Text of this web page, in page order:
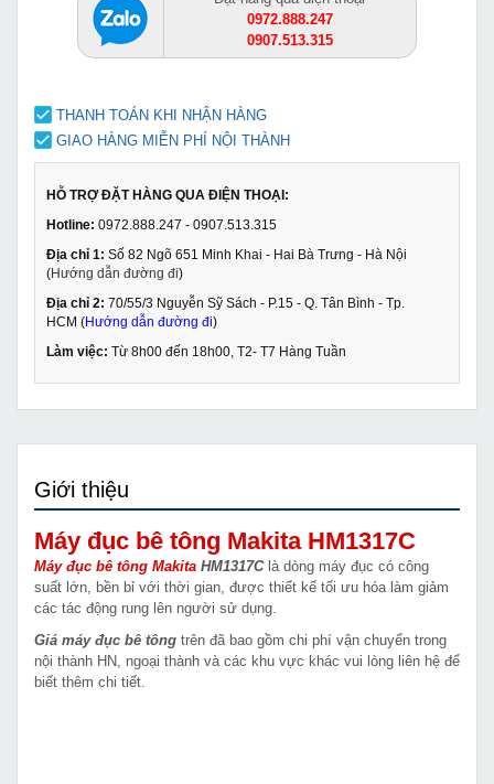
0972.888.247
0907.513.315
THANH TOÁN KHI NHẬN HÀNG
GIAO HÀNG MIỄN PHÍ NỘI THÀNH
HỖ TRỢ ĐẶT HÀNG QUA ĐIỆN THOẠI:
Hotline: 0972.888.247 - 0907.513.315
Địa chỉ 1: Số 82 Ngõ 651 Minh Khai - Hai Bà Trưng - Hà Nội
(Hướng dẫn đường đi)
Địa chỉ 2: 70/55/3 Nguyễn Sỹ Sách - P.15 - Q. Tân Bình - Tp.
HCM (Hướng dẫn đường đi)
Làm việc: Từ 8h00 đến 18h00, T2- T7 Hàng Tuần
Giới thiệu
Máy đục bê tông Makita HM1317C
Máy đục bê tông Makita HM1317Clà dòng máy đục có công
suất lớn, bền bỉ với thời gian, được thiết kế tối ưu hóa làm giảm
các tác động rung lên người sử dụng.
Giá máy đục bê tông trên đã bao gồm chi phí vận chuyển trong
nội thành HN, ngoại thành và các khu vực khác vui lòng liên hệ để
biết thêm chi tiết.